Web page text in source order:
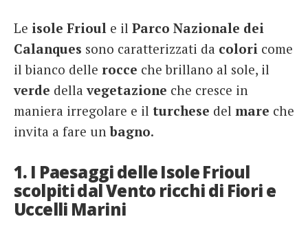
Le isole Frioul e il Parco Nazionale dei
Calanques sono caratterizzati da colori come
il bianco delle rocce che brillano al sole, il
verde dellavegetazione che cresce in
maniera irregolare e il turchese del mare che
invita a fare unbagno.
1. I Paesaggi delle Isole Frioul
scolpiti dal Vento ricchi di Fiori e
Uccelli Marini